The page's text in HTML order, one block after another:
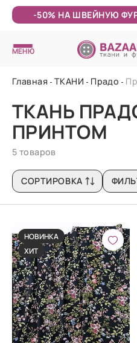
-50% НА ШВЕЙНУЮ
МЕНЮ
Главная ТКАНИ Прадо
ТКАНЬ
ПРИНТОМ
5 товаров
СОРТИРОВКА
НОВИНКА
ХИТ